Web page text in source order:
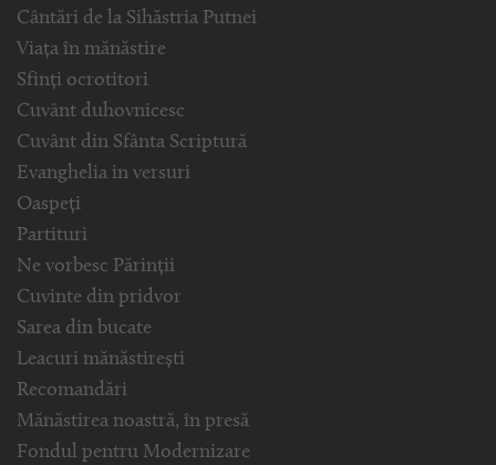
Cântări de la Sihăstria Putnei
Viața în mănăstire
Sfinți ocrotitori
Cuvânt duhovnicesc
Cuvânt din Sfânta Scriptură
Evanghelia in versuri
Oaspeți
Partituri
Ne vorbesc Părinții
Cuvinte din pridvor
Sarea din bucate
Leacuri mănăstirești
Recomandări
Mănăstirea noastră, în presă
Fondul pentru Modernizare